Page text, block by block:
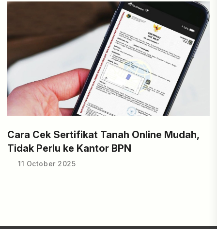
Cara Cek Sertifikat Tanah Online Mudah,
Tidak Perlu ke Kantor BPN
11 October 2025